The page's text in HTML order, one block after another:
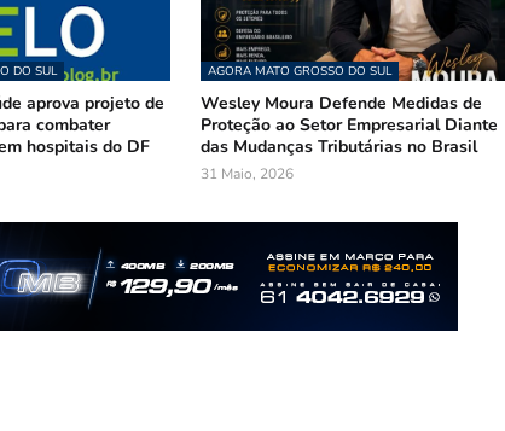
DO SUL
aprova projeto de
combater
hospitais do DF
AGORA MATO GROSSO DO SUL
Wesley Moura Defende Medidas de
Proteção ao Setor Empresarial Diante
das Mudanças Tributárias no Brasil
31 Maio, 2026